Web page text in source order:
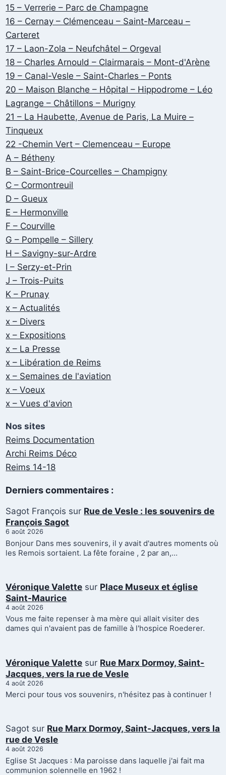
15 – Verrerie – Parc de Champagne
16 – Cernay – Clémenceau – Saint-Marceau –
Carteret
17 – Laon-Zola – Neufchâtel – Orgeval
18 – Charles Arnould – Clairmarais – Mont-d'Arène
19 – Canal-Vesle – Saint-Charles – Ponts
20 – Maison Blanche – Hôpital – Hippodrome – Léo
Lagrange – Châtillons – Murigny
21 – La Haubette, Avenue de Paris, La Muire –
Tinqueux
22 -Chemin Vert – Clemenceau – Europe
A – Bétheny
B – Saint-Brice-Courcelles – Champigny
C – Cormontreuil
D – Gueux
E – Hermonville
F – Courville
G – Pompelle – Sillery
H – Savigny-sur-Ardre
I – Serzy-et-Prin
J – Trois-Puits
K – Prunay
x – Actualités
x – Divers
x – Expositions
x – La Presse
x – Libération de Reims
x – Semaines de l'aviation
x – Voeux
x – Vues d'avion
Nos sites
Reims Documentation
Archi Reims Déco
Reims 14-18
Derniers commentaires :
Sagot François sur Rue de Vesle : les souvenirs de
François Sagot
6 août 2026
Bonjour Dans mes souvenirs, il y avait d'autres moments où
les Remois sortaient. La fête foraine , 2 par an,…
Véronique Valette sur Place Museux et église
Saint-Maurice
4 août 2026
Vous me faite repenser à ma mère qui allait visiter des
dames qui n'avaient pas de famille à l'hospice Roederer.
Véronique Valette sur Rue Marx Dormoy, Saint-
Jacques, vers la rue de Vesle
4 août 2026
Merci pour tous vos souvenirs, n'hésitez pas à continuer !
Sagot sur Rue Marx Dormoy, Saint-Jacques, vers la
rue de Vesle
4 août 2026
Eglise St Jacques : Ma paroisse dans laquelle j'ai fait ma
communion solennelle en 1962 !